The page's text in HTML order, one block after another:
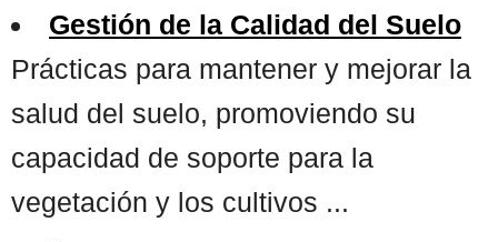
Gestión de la Calidad del Suelo
Prácticas para mantener y mejorar la
salud del suelo, promoviendo su
capacidad de soporte para la
vegetación y los cultivos ...